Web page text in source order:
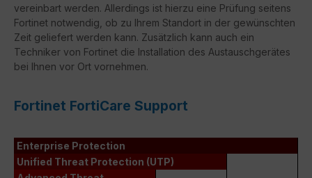
vereinbart werden. Allerdings ist hierzu eine Prüfung seitens
Fortinet notwendig, ob zu Ihrem Standort in der gewünschten
Zeit geliefert werden kann. Zusätzlich kann auch ein
Techniker von Fortinet die Installation des Austauschgerätes
bei Ihnen vor Ort vornehmen.
Fortinet FortiCare Support
Enterprise Protection
Unified Threat Protection (UTP)